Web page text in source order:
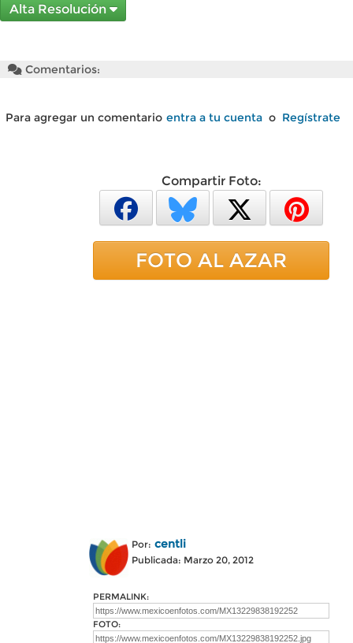
Alta Resolución
Comentarios:
Para agregar un comentario entra a tu cuenta o Regístrate
Compartir Foto:
FOTO AL AZAR
Por: centli
Publicada: Marzo 20, 2012
PERMALINK:
FOTO: